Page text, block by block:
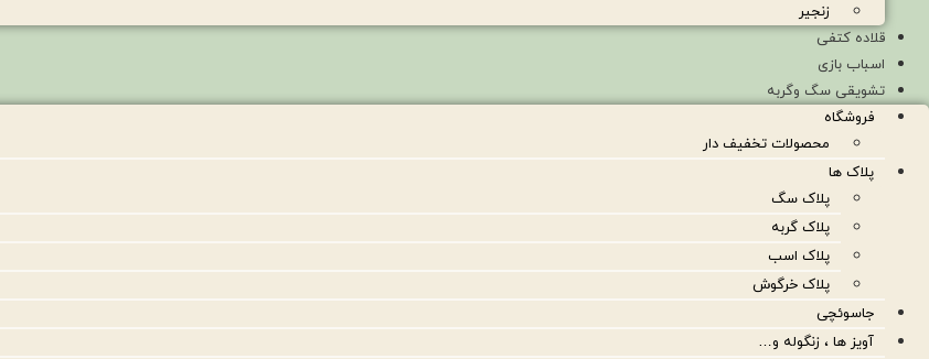
زنجیر
قلاده کتفی
اسباب بازی
تشویقی سگ وگربه
فروشگاه
محصولات تخفیف دار
پلاک ها
پلاک سگ
پلاک گربه
پلاک اسب
پلاک خرگوش
جاسوئچی
آویز ها ، زنگوله و…